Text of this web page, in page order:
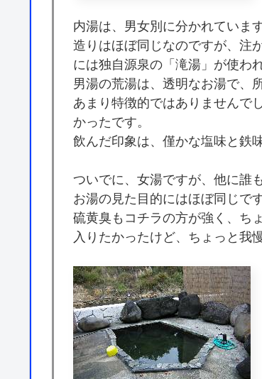
内湯は、男女別に分かれています
造りはほぼ同じなのですが、注
には独自源泉の「滝湯」が使わ
男湯の荒湯は、透明なお湯で、
あまり特徴的ではありませんで
かったです。
飲んだ印象は、僅かな塩味と鉄
ついでに、女湯ですが、他に誰
お湯の見た目的にはほぼ同じで
硫黄臭もコチラの方が強く、ち
入りたかったけど、ちょっと我